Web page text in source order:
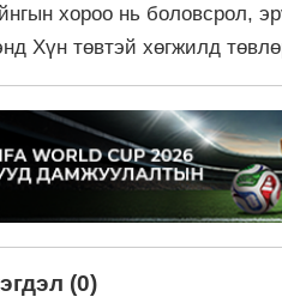
хороо нь боловсрол,
Хүн төвтэй хөгжилд
(0)